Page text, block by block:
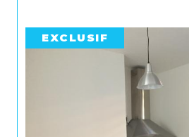
EXCLUSIF